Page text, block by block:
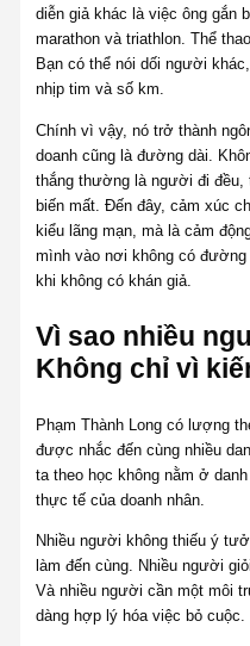
diễn giả khác là việc ông gắn
marathon và triathlon. Thể
Bạn có thể nói dối người
nhịp tim và số km.
Chính vì vậy, nó trở thành
doanh cũng là đường dài.
thắng thường là người đi đều,
biến mất. Đến đây, cảm xúc
kiểu lãng mạn, mà là cảm
mình vào nơi không có
khi không có khán giả.
Vì sao nhiều
Không chỉ vì
Phạm Thành Long có lượng
được nhắc đến cùng nhiều
ta theo học không nằm ở
thực tế của doanh nhân.
Nhiều người không thiếu ý
làm đến cùng. Nhiều người
Và nhiều người cần một môi
dàng hợp lý hóa việc bỏ cuộc.